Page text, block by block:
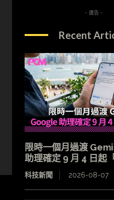
- 廣告 -
Recent
限時一個月過渡
助理確定 9 月 4 日起
科技新聞 2026-08-07